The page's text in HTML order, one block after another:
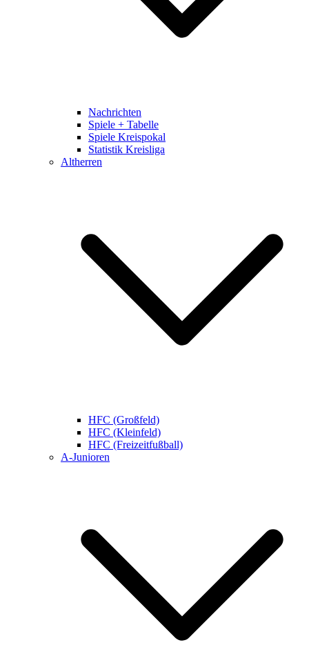
Nachrichten
Spiele + Tabelle
Spiele Kreispokal
Statistik Kreisliga
Altherren
HFC (Großfeld)
HFC (Kleinfeld)
HFC (Freizeitfußball)
A-Junioren